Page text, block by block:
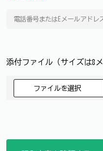
添付ファイル（サイズは8
ファイルを選択